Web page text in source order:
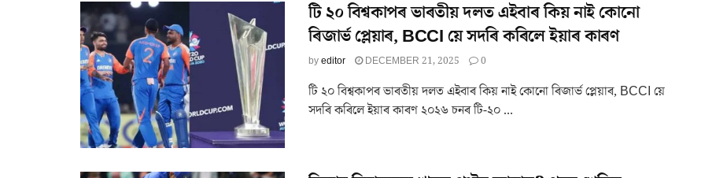
টি ২০ বিশ্বকাপৰ ভাৰতীয় দলত এইবাৰ কিয় নাই কোনো
ৰিজাৰ্ভ প্লেয়াৰ, BCCI য়ে সদৰি কৰিলে ইয়াৰ কাৰণ
byeditor DECEMBER 21, 2025 0
টি ২০ বিশ্বকাপৰ ভাৰতীয় দলত এইবাৰ কিয় নাই কোনো ৰিজাৰ্ভ প্লেয়াৰ, BCCI য়ে
সদৰি কৰিলে ইয়াৰ কাৰণ ২০২৬ চনৰ টি-২০ ...